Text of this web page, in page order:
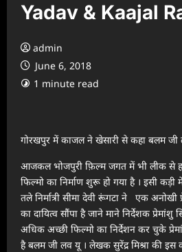
Yadav & Kaajal
admin
June 6, 2018
1 minute read
गोरखपुर में काजल ने खेसारी से कहा बलम जी
आजकल भोजपुरी फ़िल्म जगत में भी लीक से
फिल्मो का निर्माण शुरू हो गया है । इसी कड़ी
तले निर्मात्री सीमा देवी रूंगटा ने एक अनोखी
का दायित्व सौंपा है जाने माने निर्देशक
अधिक अच्छी फिल्मो का निर्देशन कर चुके
है बलम जी लव यू । लेखक सुरेंद्र मिश्रा की